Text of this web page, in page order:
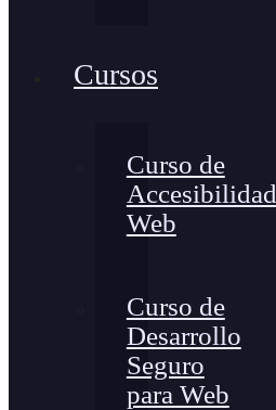
Cursos
Curso de
Accesibilidad
Web
Curso de
Desarrollo
Seguro
para Web